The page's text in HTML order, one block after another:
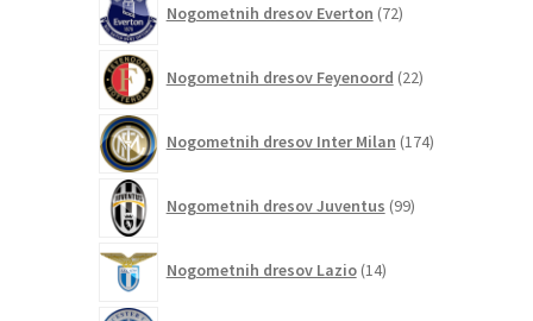
Nogometnih dresov Everton 72izdelkov
Nogometnih dresov Feyenoord 22izdelkov
Nogometnih dresov Inter Milan 174izdelkov
Nogometnih dresov Juventus 99izdelkov
Nogometnih dresov Lazio 14izdelkov